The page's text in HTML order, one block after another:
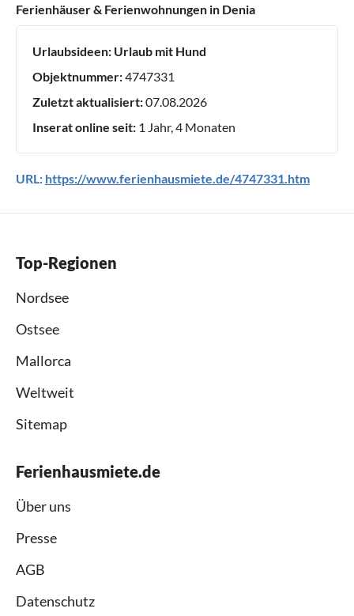
Ferienhäuser & Ferienwohnungen in Denia
Urlaubsideen: Urlaub mit Hund
Objektnummer:4747331
Zuletzt aktualisiert:07.08.2026
Inserat online seit: 1 Jahr, 4 Monaten
URL: https://www.ferienhausmiete.de/4747331.htm
Top-Regionen
Nordsee
Ostsee
Mallorca
Weltweit
Sitemap
Ferienhausmiete.de
Über uns
Presse
AGB
Datenschutz